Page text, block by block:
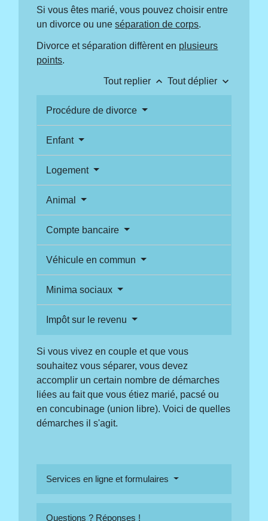
Si vous êtes marié, vous pouvez choisir entre
un divorce ou uneséparation de corps.
Divorce et séparation diffèrent en plusieurs
points.
Tout replier keyboard_arrow_up Tout déplier keyboard_arrow_down
Procédure de divorce
Enfant
Logement
Animal
Compte bancaire
Véhicule en commun
Minima sociaux
Impôt sur le revenu
Si vous vivez en couple et que vous
souhaitez vous séparer, vous devez
accomplir un certain nombre de démarches
liées au fait que vous étiez marié, pacsé ou
en concubinage (union libre). Voici de quelles
démarches il s'agit.
Services en ligne et formulaires
Questions ? Réponses !